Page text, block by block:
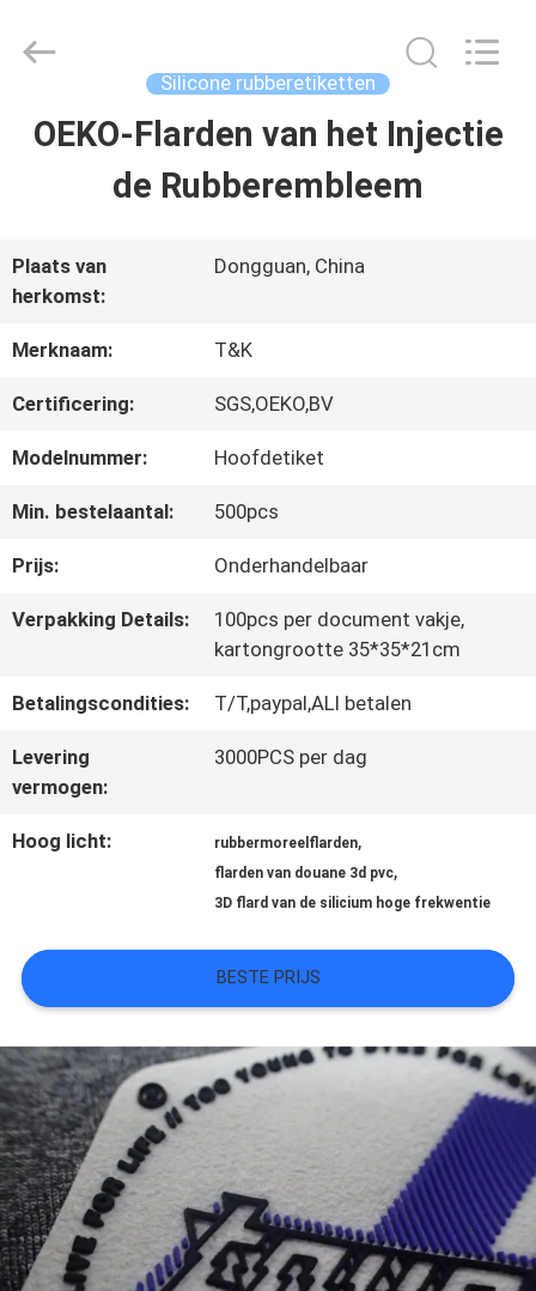
THUIS
OVER
ONS
FABRIEKSREIS
KWALITEITSCONTROLE
CONTACTEER
NIEUWS
ALLE
VR
SHOW
SITEMAP
PRIVACYBELEID
Accessories
Co.,Ltd.
Reserved.
Silicone rubberetiketten
OEKO-Flarden van het Injectie
de Rubberembleem
Plaats van
herkomst:
Dongguan, China
Merknaam: T&K
Certificering: SGS,OEKO,BV
Modelnummer: Hoofdetiket
Min. bestelaantal: 500pcs
Prijs: Onderhandelbaar
Verpakking Details:
100pcs per document vakje,
kartongrootte 35*35*21cm
Betalingscondities: T/T,paypal,ALI betalen
Levering
vermogen:
3000PCS per dag
Hoog licht: rubbermoreelflarden,
flarden van douane 3d pvc,
3D flard van de silicium hoge frekwentie
BESTE PRIJS